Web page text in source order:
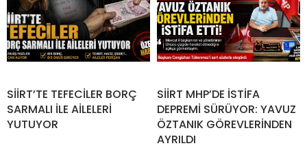
SİİRT’TE TEFECİLER BORÇ
SARMALI İLE AİLELERİ
YUTUYOR
SİİRT MHP’DE İSTİFA
DEPREMİ SÜRÜYOR: YAVUZ
ÖZTANIK GÖREVLERİNDEN
AYRILDI